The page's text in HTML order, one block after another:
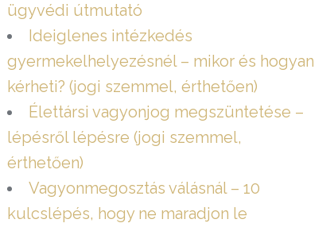
ügyvédi útmutató
Ideiglenes intézkedés
gyermekelhelyezésnél – mikor és hogyan
kérheti? (jogi szemmel, érthetően)
Élettársi vagyonjog megszüntetése –
lépésről lépésre (jogi szemmel,
érthetően)
Vagyonmegosztás válásnál – 10
kulcslépés, hogy ne maradjon le